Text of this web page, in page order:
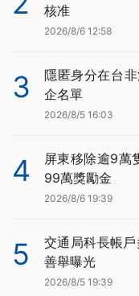
核准
2026/8/6 12:58
3
隱匿身分在台
企名單
2026/8/5 16:03
4
屏東移除逾9萬
99萬獎勵金
2026/8/6 19:39
5
交通局科長帳
善舉曝光
2026/8/5 19:39